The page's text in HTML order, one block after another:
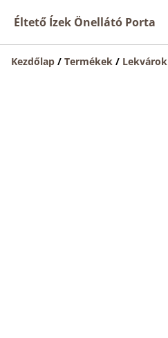
Éltető Ízek Önellátó Porta
Kezdőlap / Termékek / Lekvárok